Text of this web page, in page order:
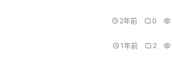
2年前 0
1年前 2